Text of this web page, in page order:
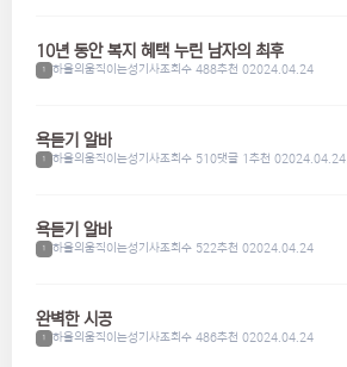
10년 동안 복지 혜택 누린 남자의 최후
1 하울의움직이는성기사조회수 488추천 02024.04.24
욕듣기 알바
1 하울의움직이는성기사조회수 510댓글 1추천 02024.04.24
욕듣기 알바
1 하울의움직이는성기사조회수 522추천 02024.04.24
완벽한 시공
1 하울의움직이는성기사조회수 486추천 02024.04.24